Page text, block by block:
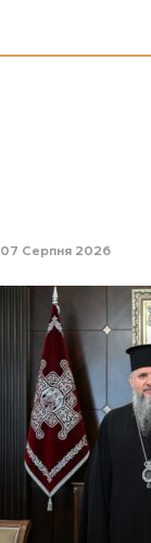
07 Серпня 2026